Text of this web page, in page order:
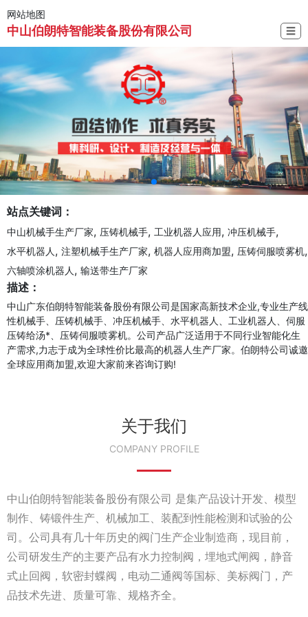
网站地图
中山伯朗特智能装备股份有限公司 ☰
站点关键词：
中山机械手生产厂家, 压铸机械手, 工业机器人应用, 冲压机械手,
水平机器人 , 注塑机械手生产厂家, 机器人应用商加盟, 压铸伺服喷雾机,
六轴喷涂机器人 , 输送带生产厂家
描述：
中山广东伯朗特智能装备股份有限公司是国家高新技术企业,专业生产线
性机械手、压铸机械手、冲压机械手、水平机器人、工业机器人、伺服
压铸给汤*、压铸伺服喷雾机。公司产品广泛适用于不同行业智能化生
产需求,力志于成为全球性价比最高的机器人生产厂家。伯朗特公司诚邀
全球应用商加盟,欢迎大家前来咨询订购!
关于我们
COMPANY PROFILE
中山伯朗特智能装备股份有限公司 是集产品设计开发、模型
制作、铸锻件生产、机械加工、装配到性能检测和试验的公
司。公司具有几十年历史的阀门生产企业制造商，现目前，
公司研发生产的主要产品有水力控制阀，埋地式闸阀，静音
式止回阀，软密封蝶阀，电动二通阀等国标、美标阀门，产
品技术先进、质量可靠、规格齐全。